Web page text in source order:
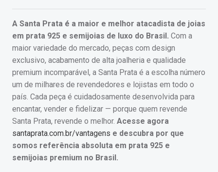
A Santa Prata é a maior e melhor atacadista de joias
em prata 925 e semijoias de luxo do Brasil. Com a
maior variedade do mercado, peças com design
exclusivo, acabamento de alta joalheria e qualidade
premium incomparável, a Santa Prata é a escolha número
um de milhares de revendedores e lojistas em todo o
país. Cada peça é cuidadosamente desenvolvida para
encantar, vender e fidelizar — porque quem revende
Santa Prata, revende o melhor. Acesse agora
santaprata.com.br/vantagens e descubra por que
somos referência absoluta em prata 925 e
semijoias premium no Brasil.